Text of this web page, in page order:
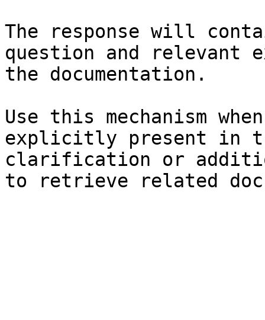
The response will
question and relevant
the documentation.
Use this mechanism
explicitly present in
clarification or